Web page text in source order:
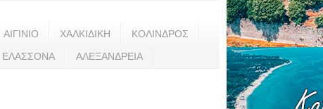
ΑΙΓΙΝΙΟ ΧΑΛΚΙΔΙΚΗ ΚΟΛΙΝΔΡΟΣ
ΕΛΑΣΣΟΝΑ ΑΛΕΞΑΝΔΡΕΙΑ